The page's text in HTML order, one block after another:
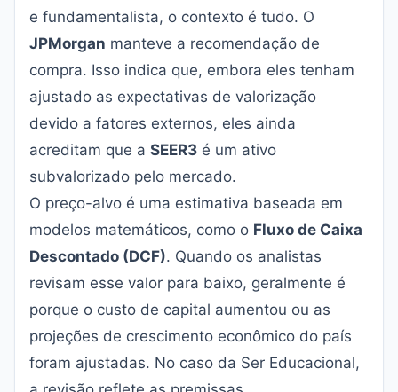
e fundamentalista, o contexto é tudo. O
JPMorgan manteve a recomendação de
compra. Isso indica que, embora eles tenham
ajustado as expectativas de valorização
devido a fatores externos, eles ainda
acreditam que a SEER3 é um ativo
subvalorizado pelo mercado.
O preço-alvo é uma estimativa baseada em
modelos matemáticos, como o Fluxo de Caixa
Descontado (DCF). Quando os analistas
revisam esse valor para baixo, geralmente é
porque o custo de capital aumentou ou as
projeções de crescimento econômico do país
foram ajustadas. No caso da Ser Educacional,